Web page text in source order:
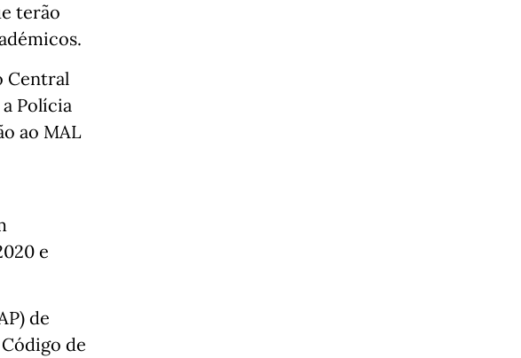
terão
Central
Polícia
ao MAL
e
de
de